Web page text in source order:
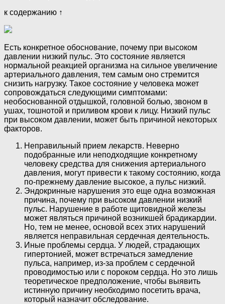
к содержанию ↑
Есть конкретное обоснование, почему при высоком
давлении низкий пульс. Это состояние является
нормальной реакцией организма на сильное увеличение
артериального давления, тем самым оно стремится
снизить нагрузку. Такое состояние у человека может
сопровождаться следующими симптомами:
необоснованной отдышкой, головной болью, звоном в
ушах, тошнотой и приливом крови к лицу. Низкий пульс
при высоком давлении, может быть причиной некоторых
факторов.
Неправильный прием лекарств. Неверно
подобранные или неподходящие конкретному
человеку средства для снижения артериального
давления, могут привести к такому состоянию, когда
по-прежнему давление высокое, а пульс низкий.
Эндокринные нарушения это еще одна возможная
причина, почему при высоком давлении низкий
пульс. Нарушение в работе щитовидной железы
может являться причиной возникшей брадикардии.
Но, тем не менее, основой всех этих нарушений
является неправильная сердечная деятельность.
Иные проблемы сердца. У людей, страдающих
гипертонией, может встречаться замедление
пульса, например, из-за проблем с сердечной
проводимостью или с пороком сердца. Но это лишь
теоретическое предположение, чтобы выявить
истинную причину необходимо посетить врача,
который назначит обследование.